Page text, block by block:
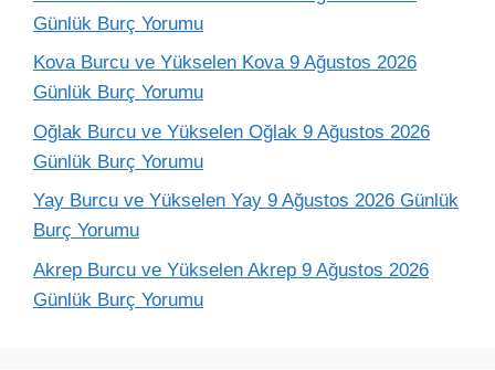
Günlük Burç Yorumu
Kova Burcu ve Yükselen Kova 9 Ağustos 2026
Günlük Burç Yorumu
Oğlak Burcu ve Yükselen Oğlak 9 Ağustos 2026
Günlük Burç Yorumu
Yay Burcu ve Yükselen Yay 9 Ağustos 2026 Günlük
Burç Yorumu
Akrep Burcu ve Yükselen Akrep 9 Ağustos 2026
Günlük Burç Yorumu